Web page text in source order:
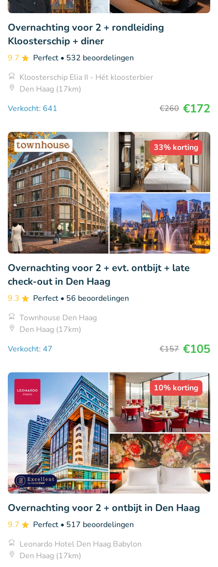
Overnachting voor 2 + rondleiding
Kloosterschip + diner
9.7 Perfect • 532 beoordelingen
Kloosterschip Elia II - Hét kloosterbier
Den Haag (17km)
Verkocht: 641
€260 €172
33% korting
Overnachting voor 2 + evt. ontbijt + late
check-out in Den Haag
9.3 Perfect • 56 beoordelingen
Townhouse Den Haag
Den Haag (17km)
Verkocht: 47
€157 €105
10% korting
Overnachting voor 2 + ontbijt in Den Haag
9.7 Perfect • 517 beoordelingen
Leonardo Hotel Den Haag Babylon
Den Haag (17km)